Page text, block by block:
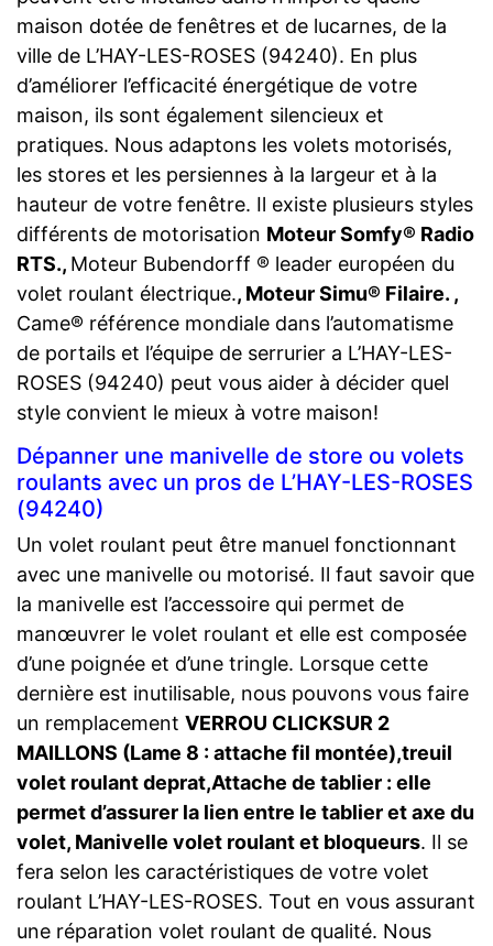
maison dotée de fenêtres et de lucarnes, de la
ville de L’HAY-LES-ROSES (94240). En plus
d’améliorer l’efficacité énergétique de votre
maison, ils sont également silencieux et
pratiques. Nous adaptons les volets motorisés,
les stores et les persiennes à la largeur et à la
hauteur de votre fenêtre. Il existe plusieurs styles
différents de motorisation Moteur Somfy® Radio
RTS., Moteur Bubendorff ® leader européen du
volet roulant électrique., Moteur Simu® Filaire. ,
Came® référence mondiale dans l’automatisme
de portails et l’équipe de serrurier a L’HAY-LES-
ROSES (94240) peut vous aider à décider quel
style convient le mieux à votre maison!
Dépanner une manivelle de store ou volets
roulants avec un pros de L’HAY-LES-ROSES
(94240)
Un volet roulant peut être manuel fonctionnant
avec une manivelle ou motorisé. Il faut savoir que
la manivelle est l’accessoire qui permet de
manœuvrer le volet roulant et elle est composée
d’une poignée et d’une tringle. Lorsque cette
dernière est inutilisable, nous pouvons vous faire
un remplacement VERROU CLICKSUR 2
MAILLONS (Lame 8 : attache fil montée),treuil
volet roulant deprat,Attache de tablier : elle
permet d’assurer la lien entre le tablier et axe du
volet, Manivelle volet roulant et bloqueurs. Il se
fera selon les caractéristiques de votre volet
roulant L’HAY-LES-ROSES. Tout en vous assurant
une réparation volet roulant de qualité. Nous